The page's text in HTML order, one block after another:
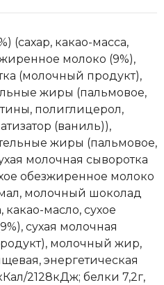
(сахар, какао-масса,
молоко (9%),
(молочный продукт),
жиры (пальмовое,
полиглицерол,
(ваниль)),
жиры (пальмовое,
молочная сыворотка
обезжиренное молоко
молочный шоколад
какао-масло, сухое
сухая молочная
молочный жир,
энергетическая
2128кДж; белки 7,2г,